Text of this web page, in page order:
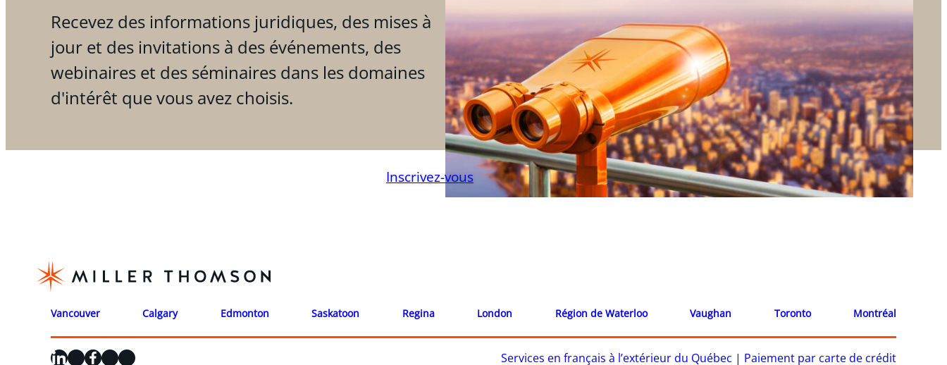
Recevez des informations juridiques, des mises à
jour et des invitations à des événements, des
webinaires et des séminaires dans les domaines
d'intérêt que vous avez choisis.
Inscrivez-vous
Vancouver Calgary Edmonton Saskatoon Regina London Région de Waterloo Vaughan Toronto Montréal
LinkedIn
X Facebook
Instagram
YouTube Services en français à l’extérieur du Québec | Paiement par carte de crédit